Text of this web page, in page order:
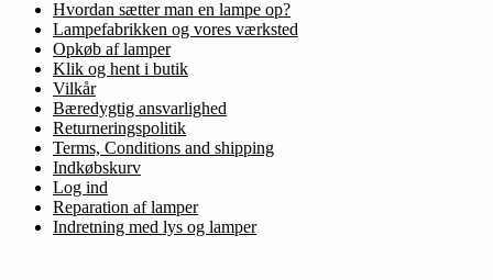
Hvordan sætter man en lampe op?
Lampefabrikken og vores værksted
Opkøb af lamper
Klik og hent i butik
Vilkår
Bæredygtig ansvarlighed
Returneringspolitik
Terms, Conditions and shipping
Indkøbskurv
Log ind
Reparation af lamper
Indretning med lys og lamper